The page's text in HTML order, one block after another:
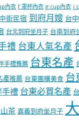
內衣 f 罩杯內衣 g cup內衣 i
街民宿 到府月嫂 台
台北到府坐月子 台南到府
禮 台東人氣名產
手禮推薦 台東名產
產推薦 台東團購美食 台
手禮 台東必買名產
茶 嘉義到府坐月子